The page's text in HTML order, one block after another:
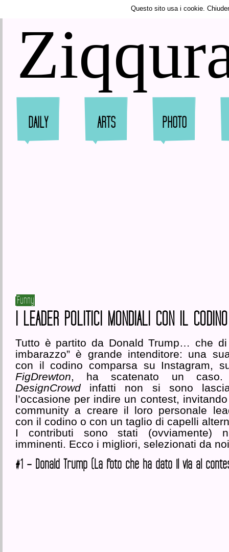
Tweet
DAILY ARTS PHOTO
Funny
I LEADER POLITICI MONDIALI CON IL CODINO
Tutto è partito da Donald Trump… che di
imbarazzo” è grande intenditore: una
con il codino comparsa su Instagram,
FigDrewton, ha scatenato un
DesignCrowdinfatti non si sono
l’occasione per indire un contest,
community a creare il loro personale
con il codino o con un taglio di capelli
I contributi sono stati (ovviamente)
imminenti. Ecco i migliori, selezionati da
#1 – Donald Trump (La foto che ha dato il via al
Questo sito usa i cookie.